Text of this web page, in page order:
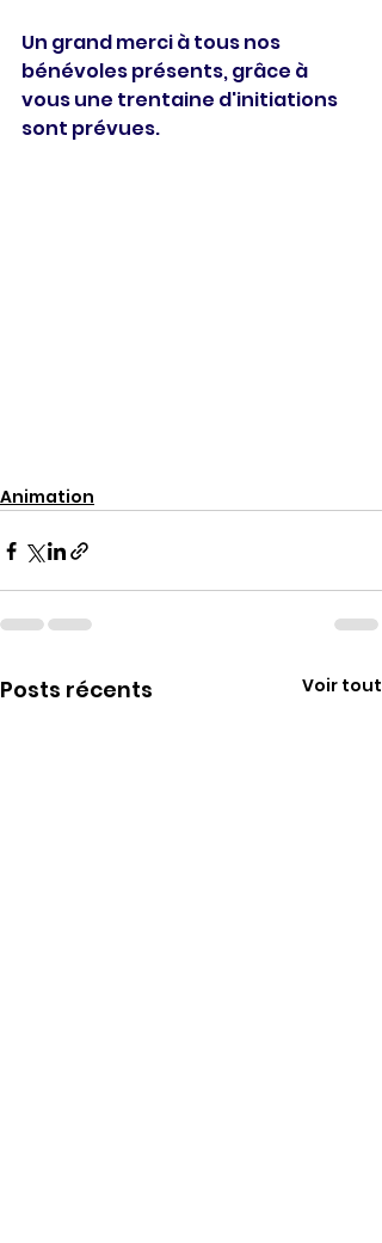
Un grand merci à tous nos
bénévoles présents, grâce à
vous une trentaine d'initiations
sont prévues.
Animation
Posts récents Voir tout